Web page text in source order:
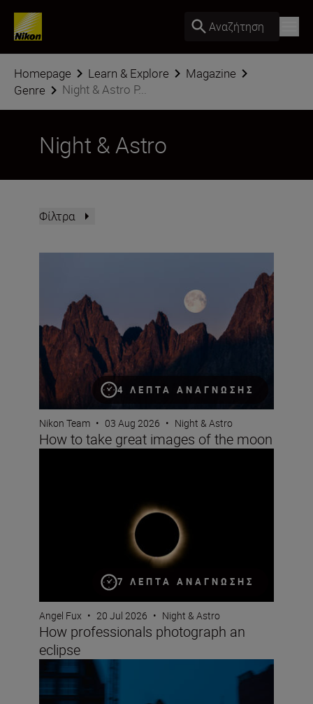
Αναζήτηση
Homepage Learn & Explore
Magazine
Genre
Night & Astro P...
Night & Astro
Φίλτρα
4 ΛΕΠΤΆ ΑΝΆΓΝΩΣΗΣ
Nikon Team • 03 Aug 2026 • Night & Astro
How to take great images of the moon
7 ΛΕΠΤΆ ΑΝΆΓΝΩΣΗΣ
Angel Fux • 20 Jul 2026 • Night & Astro
How professionals photograph an
eclipse
Street nights with the NIKKOR Z DX 16-50mm f/2.8